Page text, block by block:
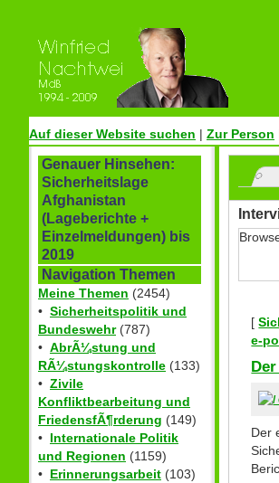
Auf dieser Website suchen | Zur Person
Genauer Hinsehen:
Sicherheitslage
Afghanistan
(Lageberichte +
Einzelmeldungen) bis
2019
Navigation Themen
Meine Themen (2454)
• Sicherheitspolitik und
Bundeswehr(787)
• AbrÃ¼stung und
RÃ¼stungskontrolle (133)
• Zivile
Konfliktbearbeitung und
FriedensfÃ¶rderung (149)
• Internationale Politik
und Regionen (1159)
• Erinnerungsarbeit (103)
[
e-
Der